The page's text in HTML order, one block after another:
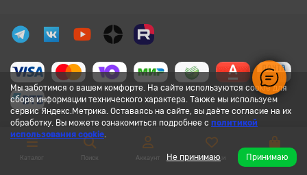
Мы заботимся о вашем комфорте. На сайте используются cookie для
сбора информации технического характера. Также мы используем
сервис Яндекс.Метрика. Оставаясь на сайте, вы даёте согласие на их
обработку. Вы можете ознакомиться подробнее с политикой
использования cookie.
Не принимаю Принимаю
Каталог Поиск Аккаунт Закладки Корзина